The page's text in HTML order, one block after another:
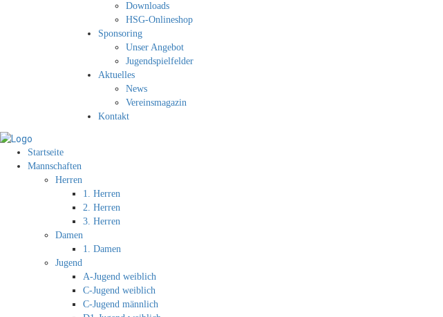
Downloads
HSG-Onlineshop
Sponsoring
Unser Angebot
Jugendspielfelder
Aktuelles
News
Vereinsmagazin
Kontakt
Startseite
Mannschaften
Herren
1. Herren
2. Herren
3. Herren
Damen
1. Damen
Jugend
A-Jugend weiblich
C-Jugend weiblich
C-Jugend männlich